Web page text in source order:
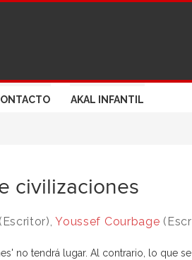
AKAL INFANTIL
civilizaciones
(Escritor),Youssef Courbage
no tendrá lugar. Al contrario, lo que